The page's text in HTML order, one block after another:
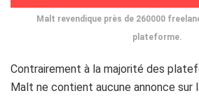
Malt revendique près de 260000
plateforme.
Contrairement à la majorité des
Malt ne contient aucune annonce sur